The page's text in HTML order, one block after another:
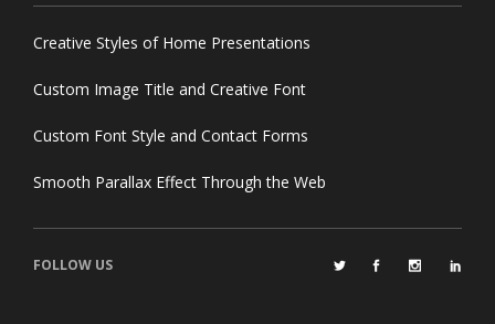
Creative Styles of Home Presentations
Custom Image Title and Creative Font
Custom Font Style and Contact Forms
Smooth Parallax Effect Through the Web
FOLLOW US